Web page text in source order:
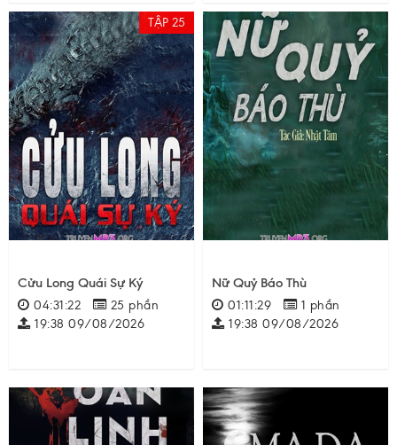
TẬP 25
Cửu Long Quái Sự Ký
04:31:22
25 phần
19:38 09/08/2026
Nữ Quỷ Báo Thù
01:11:29
1 phần
19:38 09/08/2026